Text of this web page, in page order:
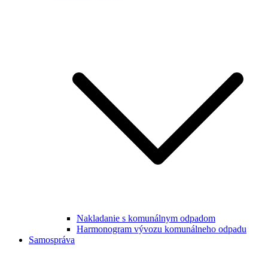
Nakladanie s komunálnym odpadom
Harmonogram vývozu komunálneho odpadu
Samospráva